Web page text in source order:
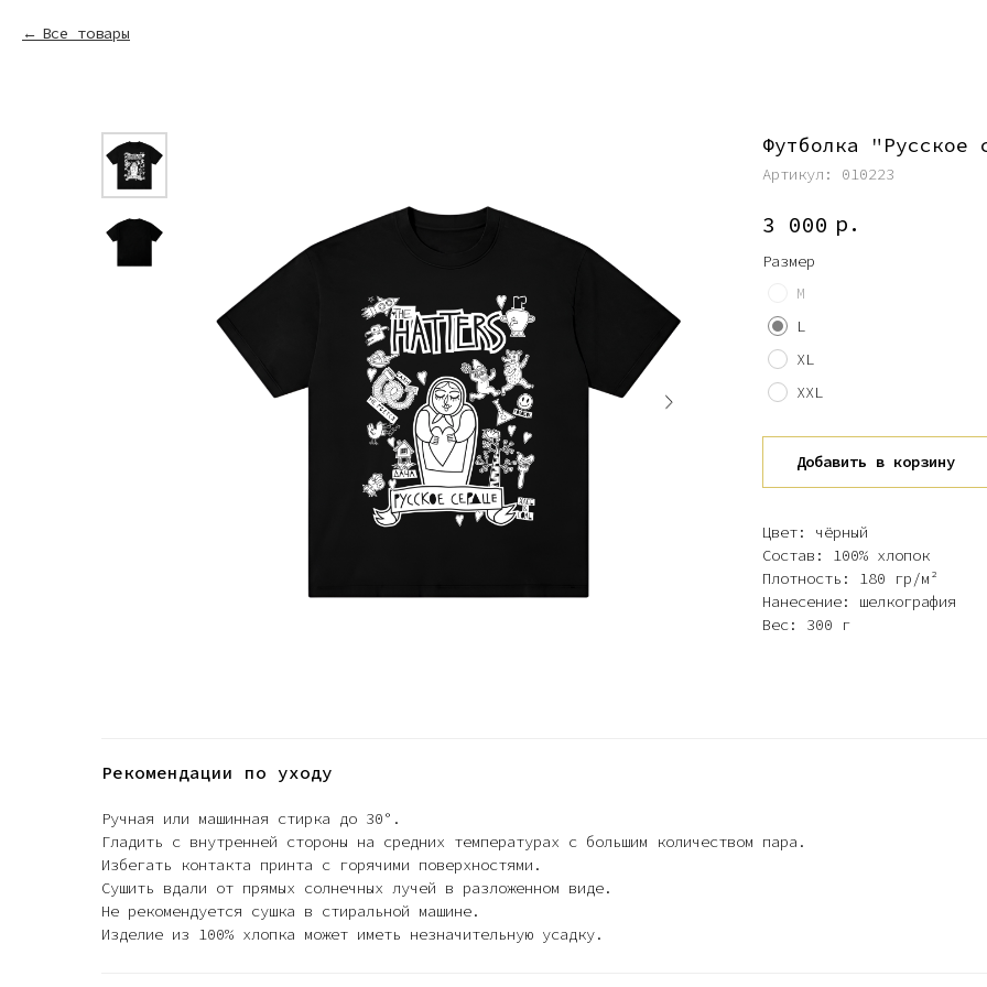
Все товары
Футболка "Русское
Артикул: 010223
3 000 р.
Размер
M
L
XL
XXL
Добавить в корзину
Цвет: чёрный
Состав: 100% хлопок
Плотность: 180 гр/м²
Нанесение: шелкография
Вес: 300 г
Рекомендации по уходу
Ручная или машинная стирка до 30°.
Гладить с внутренней стороны на средних температурах с большим количеством пара.
Избегать контакта принта с горячими поверхностями.
Сушить вдали от прямых солнечных лучей в разложенном виде.
Не рекомендуется сушка в стиральной машине.
Изделие из 100% хлопка может иметь незначительную усадку.